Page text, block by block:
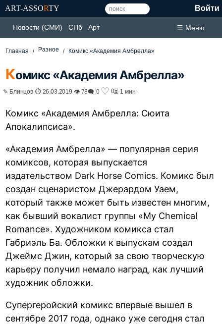
ART-ASSORTY Войти
Новости (СМИ) СПб Арт ☰ Меню
Главная Разное Комикс «Академия Амбрелла»
Комикс «Академия Амбрелла»
✎ Блинцов ⏱ 26.03.2019 👁 78🗨 0 ♡ 0⏳ 1 мин
Комикс «Академия Амбрелла: Сюита
Апокалипсиса».
«Академия Амбрелла» — популярная серия
комиксов, которая выпускается
издательством Dark Horse Comics. Комикс был
создан сценаристом Джерардом Уаем,
который также может быть известен многим,
как бывший вокалист группы «My Chemical
Romance». Художником комикса стал
Габриэль Ба. Обложки к выпускам создал
Джеймс Джин, который за свою творческую
карьеру получил немало наград, как лучший
художник обложки.
Супергеройский комикс впервые вышел в
сентябре 2017 года, однако уже сегодня стал